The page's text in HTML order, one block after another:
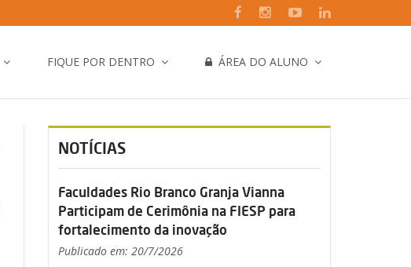
FIQUE POR DENTRO ÁREA DO ALUNO
NOTÍCIAS
Faculdades Rio Branco Granja Vianna
Participam de Cerimônia na FIESP para
fortalecimento da inovação
Publicado em: 20/7/2026